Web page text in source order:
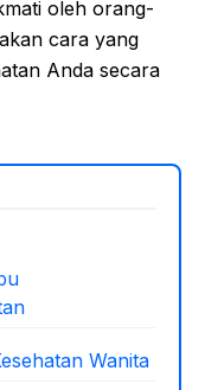
oleh orang-
cara yang
Anda secara
Wanita